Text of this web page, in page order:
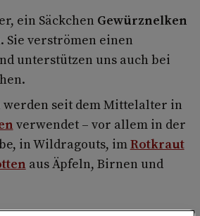
ein Säckchen Gewürznelken
Sie verströmen einen
unterstützen uns auch bei
werden seit dem Mittelalter in
verwendet – vor allem in der
in Wildragouts, imRotkraut
aus Äpfeln, Birnen und